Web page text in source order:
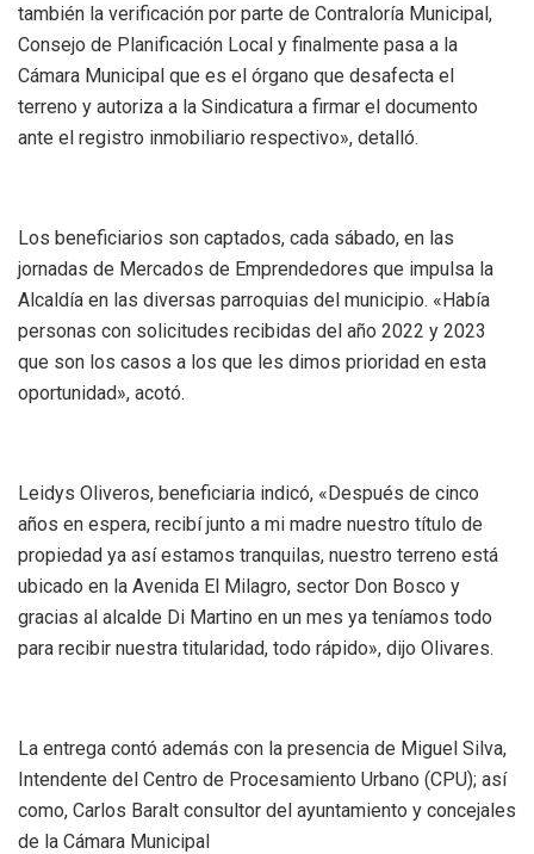
también la verificación por parte de Contraloría Municipal,
Consejo de Planificación Local y finalmente pasa a la
Cámara Municipal que es el órgano que desafecta el
terreno y autoriza a la Sindicatura a firmar el documento
ante el registro inmobiliario respectivo», detalló.
Los beneficiarios son captados, cada sábado, en las
jornadas de Mercados de Emprendedores que impulsa la
Alcaldía en las diversas parroquias del municipio. «Había
personas con solicitudes recibidas del año 2022 y 2023
que son los casos a los que les dimos prioridad en esta
oportunidad», acotó.
Leidys Oliveros, beneficiaria indicó, «Después de cinco
años en espera, recibí junto a mi madre nuestro título de
propiedad ya así estamos tranquilas, nuestro terreno está
ubicado en la Avenida El Milagro, sector Don Bosco y
gracias al alcalde Di Martino en un mes ya teníamos todo
para recibir nuestra titularidad, todo rápido», dijo Olivares.
La entrega contó además con la presencia de Miguel Silva,
Intendente del Centro de Procesamiento Urbano (CPU); así
como, Carlos Baralt consultor del ayuntamiento y concejales
de la Cámara Municipal